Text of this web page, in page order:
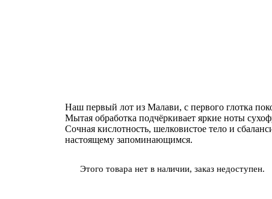
Наш первый лот из Малави, с первого глотка
Мытая обработка подчёркивает яркие ноты
Сочная кислотность, шелковистое тело и
настоящему запоминающимся.
Этого товара нет в наличии, заказ недоступен.